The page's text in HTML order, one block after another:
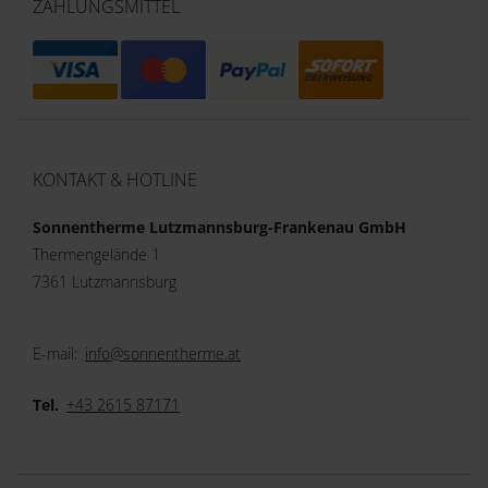
ZAHLUNGSMITTEL
KONTAKT & HOTLINE
Sonnentherme Lutzmannsburg-Frankenau GmbH
Thermengelände 1
7361 Lutzmannsburg
E-mail: info@sonnentherme.at
Tel. +43 2615 87171